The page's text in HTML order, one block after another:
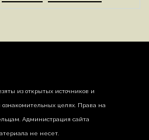
из открытых источников и
ознакомительных целях. Права на
Администрация сайта
не несет.